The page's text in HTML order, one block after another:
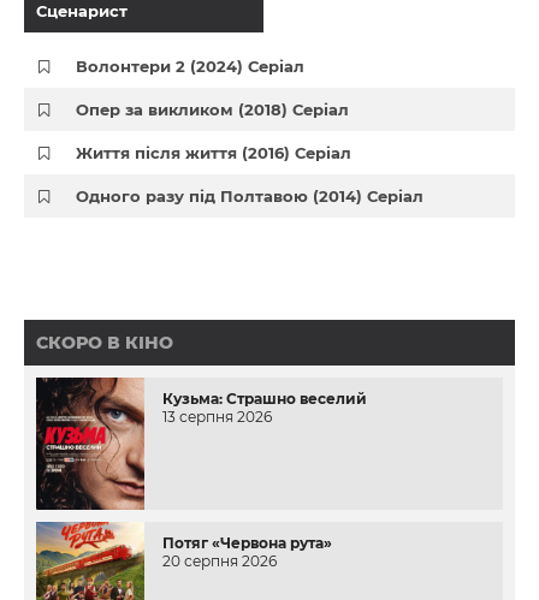
Сценарист
Волонтери 2 (2024) Серіал
Опер за викликом (2018) Серіал
Життя після життя (2016) Серіал
Одного разу під Полтавою (2014) Серіал
СКОРО В КІНО
Кузьма: Страшно веселий
13 серпня 2026
Потяг «Червона рута»
20 серпня 2026